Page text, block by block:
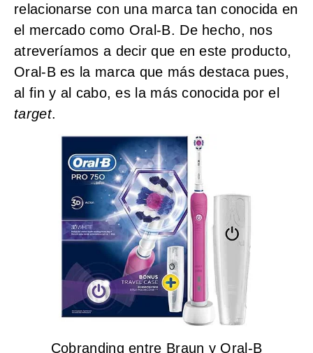
relacionarse con una marca tan conocida en
el mercado como Oral-B. De hecho, nos
atreveríamos a decir que en este producto,
Oral-B es la marca que más destaca pues,
al fin y al cabo, es la más conocida por el
target.
Cobranding entre Braun y Oral-B